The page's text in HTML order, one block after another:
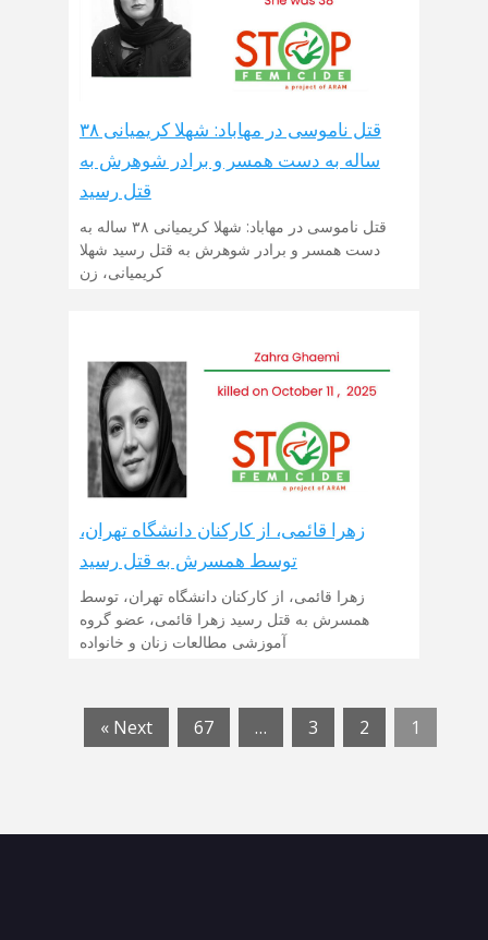
قتل ناموسی در مهاباد: شهلا کریمیانی ۳۸
ساله به دست همسر و برادر شوهرش به
قتل رسید
قتل ناموسی در مهاباد: شهلا کریمیانی ۳۸ ساله به
دست همسر و برادر شوهرش به قتل رسید شهلا
کریمیانی، زن
زهرا قائمی، از کارکنان دانشگاه تهران،
توسط همسرش به قتل رسید
زهرا قائمی، از کارکنان دانشگاه تهران، توسط
همسرش به قتل رسید زهرا قائمی، عضو گروه
آموزشی مطالعات زنان و خانواده
1
2
3
…
67
Next »